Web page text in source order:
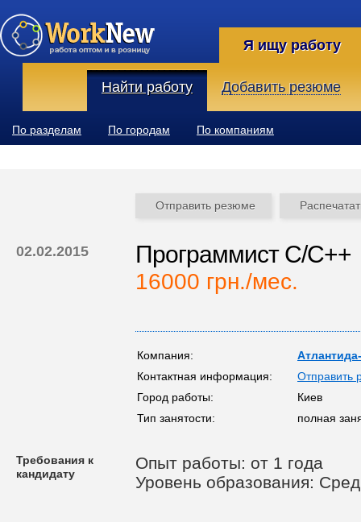
Я ищу работу
Найти работу Добавить резюме
По разделам По городам По компаниям
Отправить резюме
02.02.2015 Программист С/С++
16000 грн./мес.
Компания:
Контактная информация:
Отправить
Город работы:
Киев
Тип занятости:
полная
Требования к
кандидату
Опыт работы: от 1 года
Уровень образования: